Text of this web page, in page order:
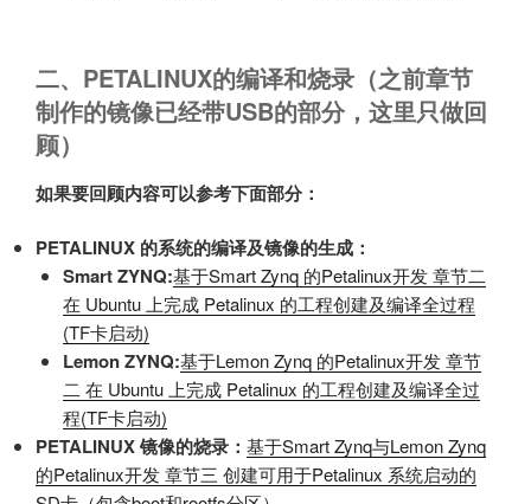
二、PETALINUX的编译和烧录（之前章节
制作的镜像已经带USB的部分，这里只做回
顾）
如果要回顾内容可以参考下面部分：
PETALINUX 的系统的编译及镜像的生成：
Smart ZYNQ:基于Smart Zynq 的Petalinux开发 章节二
在 Ubuntu 上完成 Petalinux 的工程创建及编译全过程
(TF卡启动)
Lemon ZYNQ:基于Lemon Zynq 的Petalinux开发 章节
二 在 Ubuntu 上完成 Petalinux 的工程创建及编译全过
程(TF卡启动)
PETALINUX 镜像的烧录： 基于Smart Zynq与Lemon Zynq
的Petalinux开发 章节三 创建可用于Petalinux 系统启动的